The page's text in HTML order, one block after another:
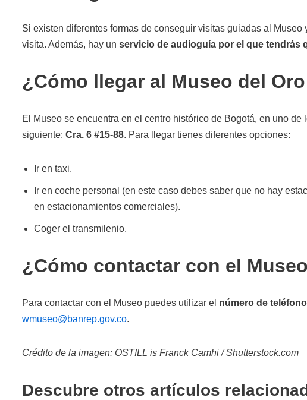
Si existen diferentes formas de conseguir visitas guiadas al
visita. Además, hay un servicio de audioguía por el que tendrás
¿Cómo llegar al Museo del
El Museo se encuentra en el centro histórico de Bogotá, en uno
siguiente: Cra. 6 #15-88. Para llegar tienes diferentes opciones:
Ir en taxi.
Ir en coche personal (en este caso debes saber que no hay
en estacionamientos comerciales).
Coger el transmilenio.
¿Cómo contactar con el
Para contactar con el Museo puedes utilizar el número de
wmuseo@banrep.gov.co.
Crédito de la imagen: OSTILL is Franck Camhi / Shutterstock.com
Descubre otros artículos